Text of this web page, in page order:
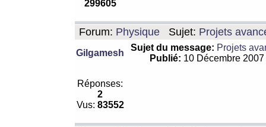
299605
Forum: Physique Sujet: Projets
Gilgamesh
Sujet du message: Projets
Publié: 10 Décembre
Réponses:
2
Vus: 83552